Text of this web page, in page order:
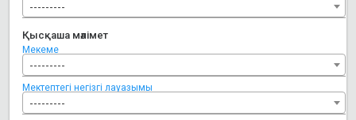
---------
Қысқаша мәлімет
Мекеме
---------
Мектептегі негізгі лауазымы
---------